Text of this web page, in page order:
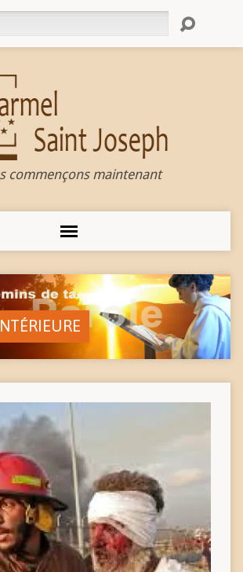
commençons maintenant